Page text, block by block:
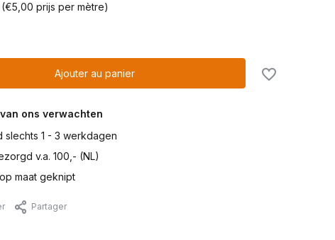
(€5,00 prijs per mètre)
Ajouter au panier
ons verwachten
slechts 1 - 3 werkdagen
v.a. 100,- (NL)
maat geknipt
Partager